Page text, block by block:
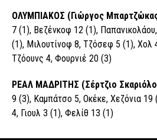
ΟΛΥΜΠΙΑΚΟΣ (Γιώργος
7 (1), Βεζένκοφ 12 (1),
(1), Μιλουτίνοφ 8, Τζόσεφ 5 (1), Χολ
Τζόουνς 4, Φουρνιέ 20 (3)
ΡΕΑΛ ΜΑΔΡΙΤΗΣ (Σέρτζιο
9 (3), Καμπάτσο 5, Οκέκε, Χεζόνια
4, Γιουλ 3 (1), Φελίθ 13 (1)